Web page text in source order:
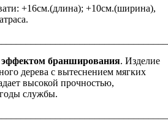
+16см.(длина); +10см.(ширина),
бранширования. Изделие
дерева с вытеснением мягких
высокой прочностью,
службы.